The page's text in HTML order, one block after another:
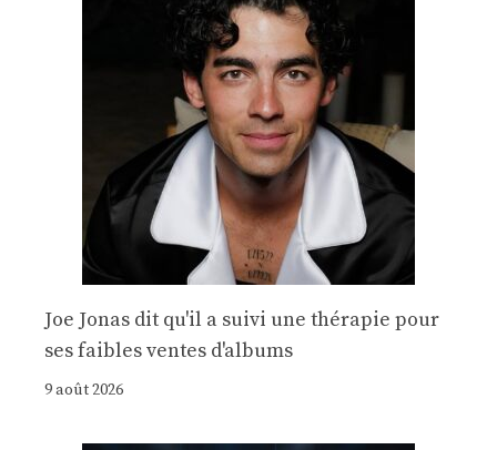
Joe Jonas dit qu'il a suivi une thérapie pour
ses faibles ventes d'albums
9 août 2026